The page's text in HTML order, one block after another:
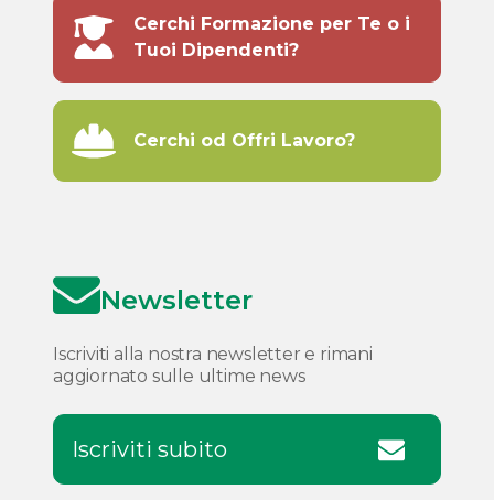
Cerchi Formazione per Te o i
Tuoi Dipendenti?
Cerchi od Offri Lavoro?
Newsletter
Iscriviti alla nostra newsletter e rimani
aggiornato sulle ultime news
Iscriviti subito